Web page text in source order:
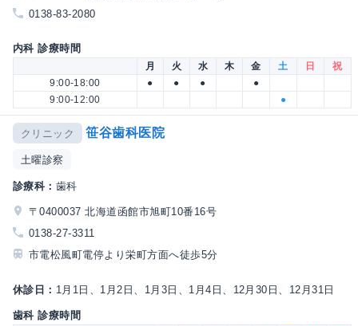
0138-83-2080
内科 診療時間
月 火 水 木 金 土 日
祝
9:00-18:00
● ● ●
●
9:00-12:00
●
クリニック 笹谷歯科医院
土曜診察
診療科： 歯科
〒0400037 北海道函館市旭町10番16号
0138-27-3311
市電松風町電停より栄町方面へ徒歩5分
休診日： 1月1日、1月2日、1月3日、1月4日、12月30日、12月31日
歯科 診療時間